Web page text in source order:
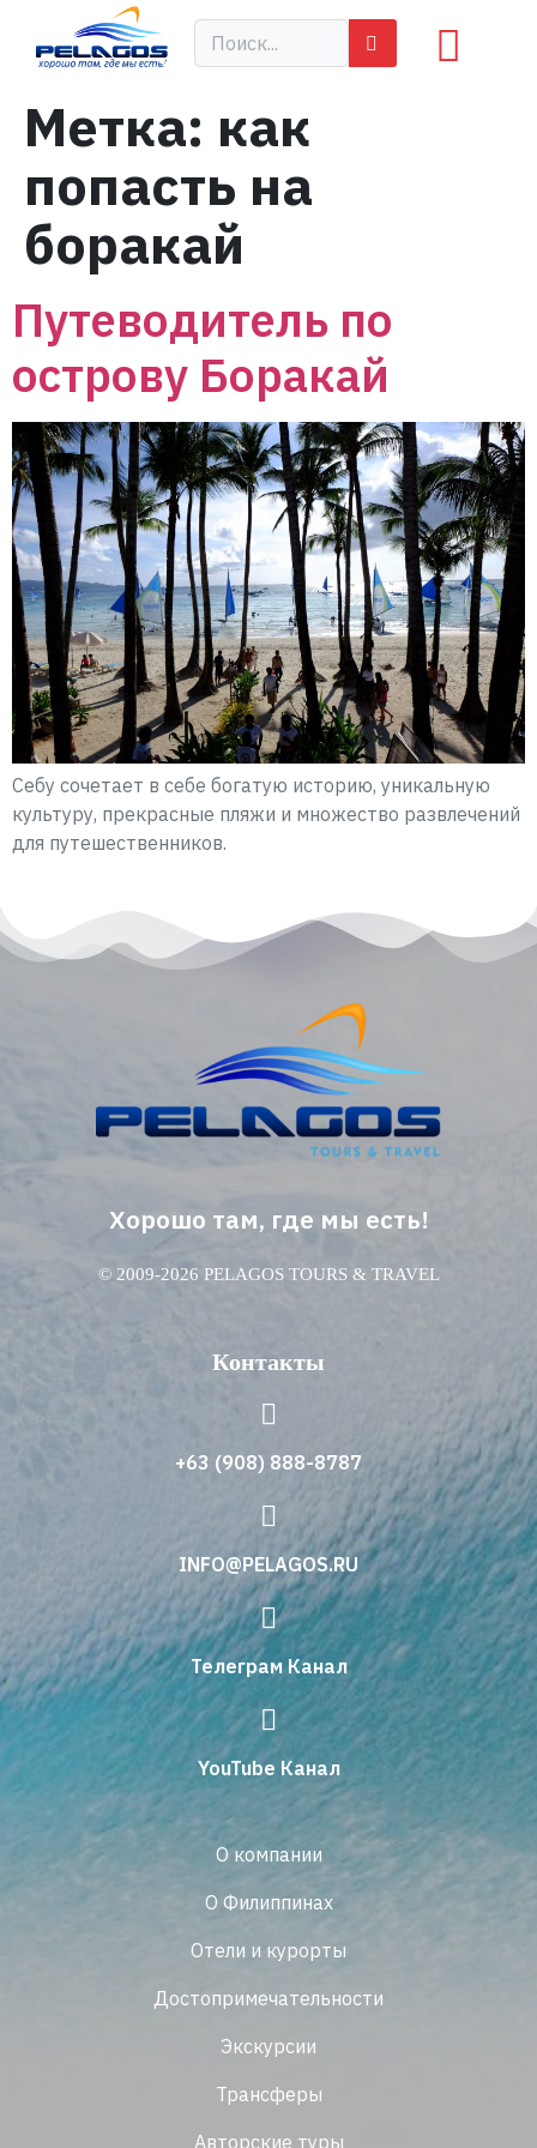
Метка: как
попасть на
боракай
Путеводитель по
острову Боракай
Себу сочетает в себе богатую историю, уникальную
культуру, прекрасные пляжи и множество развлечений
для путешественников.
Хорошо там, где мы есть!
© 2009-2026 PELAGOS TOURS & TRAVEL
Контакты
+63 (908) 888-8787
INFO@PELAGOS.RU
Телеграм Канал
YouTube Канал
О компании
О Филиппинах
Отели и курорты
Достопримечательности
Экскурсии
Трансферы
Авторские туры